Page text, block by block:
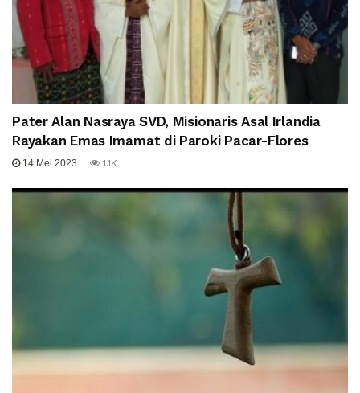
Pater Alan Nasraya SVD, Misionaris Asal Irlandia
Rayakan Emas Imamat di Paroki Pacar-Flores
14 Mei 2023 1.1K